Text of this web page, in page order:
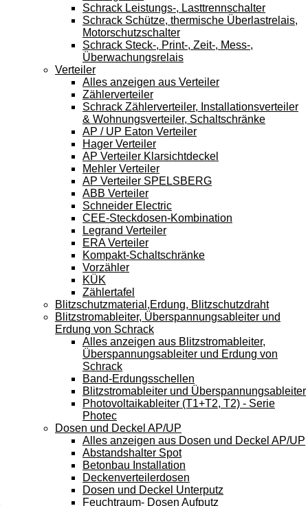
Schrack Leistungs-, Lasttrennschalter
Schrack Schütze, thermische Überlastrelais,
Motorschutzschalter
Schrack Steck-, Print-, Zeit-, Mess-,
Überwachungsrelais
Verteiler
Alles anzeigen aus Verteiler
Zählerverteiler
Schrack Zählerverteiler, Installationsverteiler
& Wohnungsverteiler, Schaltschränke
AP / UP Eaton Verteiler
Hager Verteiler
AP Verteiler Klarsichtdeckel
Mehler Verteiler
AP Verteiler SPELSBERG
ABB Verteiler
Schneider Electric
CEE-Steckdosen-Kombination
Legrand Verteiler
ERA Verteiler
Kompakt-Schaltschränke
Vorzähler
KÜK
Zählertafel
Blitzschutzmaterial,Erdung, Blitzschutzdraht
Blitzstromableiter, Überspannungsableiter und
Erdung von Schrack
Alles anzeigen aus Blitzstromableiter,
Überspannungsableiter und Erdung von
Schrack
Band-Erdungsschellen
Blitzstromableiter und Überspannungsableiter
Photovoltaikableiter (T1+T2, T2) - Serie
Photec
Dosen und Deckel AP/UP
Alles anzeigen aus Dosen und Deckel AP/UP
Abstandshalter Spot
Betonbau Installation
Deckenverteilerdosen
Dosen und Deckel Unterputz
Feuchtraum- Dosen Aufputz